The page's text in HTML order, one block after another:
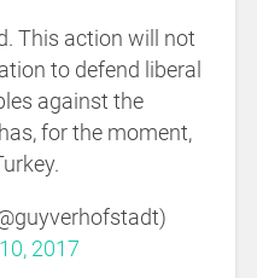
This action will not
to defend liberal
against the
for the moment,
2017